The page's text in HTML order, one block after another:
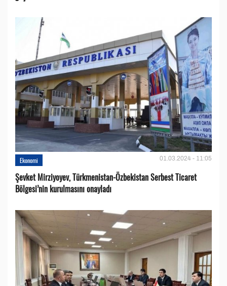
Ekonomi 01.03.2024 - 11:05
Şevket Mirziyoyev, Türkmenistan-Özbekistan Serbest Ticaret
Bölgesi’nin kurulmasını onayladı